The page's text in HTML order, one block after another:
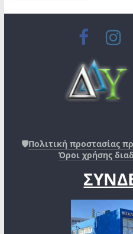
🛡️Πολιτική προστασίας
Όροι χρήσης